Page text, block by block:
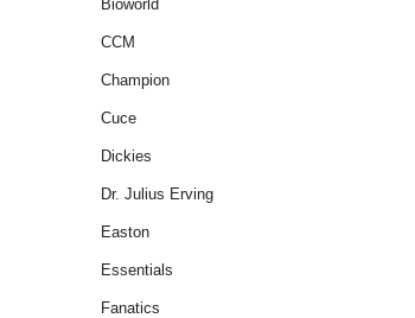
Bioworld
CCM
Champion
Cuce
Dickies
Dr. Julius Erving
Easton
Essentials
Fanatics